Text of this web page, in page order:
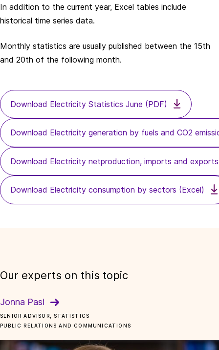
In addition to the current year, Excel tables include
historical time series data.
Monthly statistics are usually published between the 15th
and 20th of the following month.
Download Electricity Statistics June (PDF)
Download Electricity generation by fuels and CO2
Download Electricity netproduction, imports and
Download Electricity consumption by sectors (Excel)
Our experts on this topic
Jonna Pasi
SENIOR ADVISOR, STATISTICS
PUBLIC RELATIONS AND COMMUNICATIONS